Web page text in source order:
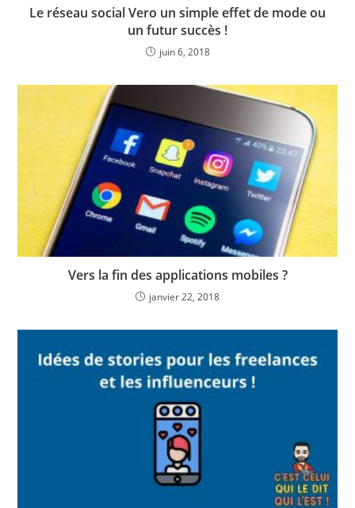
Le réseau social Vero un simple effet de mode ou
un futur succès !
juin 6, 2018
Vers la fin des applications mobiles ?
janvier 22, 2018